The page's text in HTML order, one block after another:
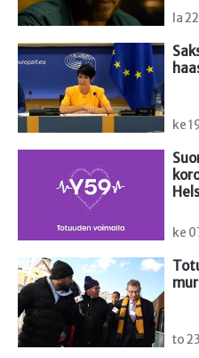
la
ke
ke
to